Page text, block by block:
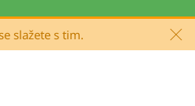
slažete s tim.